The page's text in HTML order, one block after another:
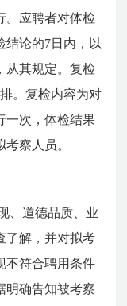
。应聘者对体检
结论的7日内，以
从其规定。复检
。复检内容为对
一次，体检结果
察人员。
、道德品质、业
了解，并对拟考
不符合聘用条件
明确告知被考察